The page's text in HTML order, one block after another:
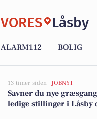
VORES Låsby
ALARM112 BOLIG
13 timer siden | JOBNYT
Savner du nye
ledige stillinger i Låsby